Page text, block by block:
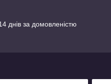
днів за домовленістю